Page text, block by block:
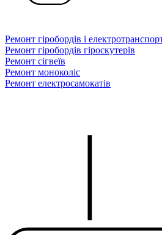
Ремонт гіробордів і
Ремонт гіробордів гіроскутерів
Ремонт сігвеїв
Ремонт моноколіс
Ремонт електросамокатів